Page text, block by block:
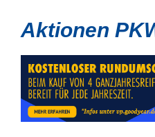
Aktionen